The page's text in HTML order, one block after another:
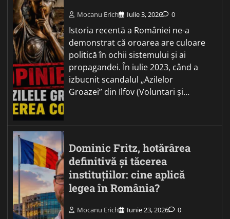
Mocanu Erich Iulie 3, 2026 0
Istoria recentă a României ne-a
demonstrat că oroarea are culoare
politică în ochii sistemului și ai
propagandei. În iulie 2023, când a
izbucnit scandalul „Azilelor
Groazei” din Ilfov (Voluntari și…
Dominic Fritz, hotărârea
definitivă și tăcerea
instituțiilor: cine aplică
legea în România?
Mocanu Erich Iunie 23, 2026 0